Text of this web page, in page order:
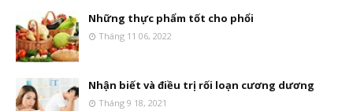
Những thực phẩm tốt cho phổi
Tháng 11 06, 2022
Nhận biết và điều trị rối loạn cương dương
Tháng 9 18, 2021